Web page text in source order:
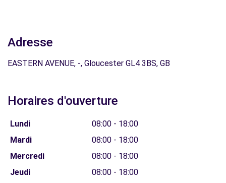
Adresse
EASTERN AVENUE, -, Gloucester GL4 3BS, GB
Horaires d'ouverture
Lundi
08:00 - 18:00
Mardi
08:00 - 18:00
Mercredi
08:00 - 18:00
Jeudi
08:00 - 18:00